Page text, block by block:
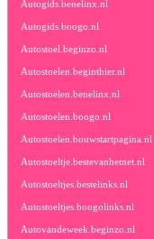
Autogids.benelinx.nl
Autogids.boogo.nl
Autostoel.beginzo.nl
Autostoelen.beginthier.nl
Autostoelen.benelinx.nl
Autostoelen.boogo.nl
Autostoelen.bouwstartpagina.nl
Autostoeltje.bestevanhetnet.nl
Autostoeltjes.bestelinks.nl
Autostoeltjes.boogolinks.nl
Autovandeweek.beginzo.nl